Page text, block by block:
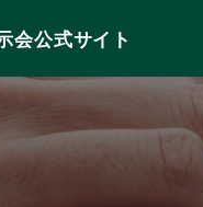
会公式サイト